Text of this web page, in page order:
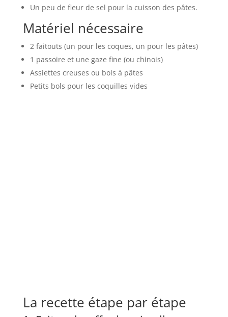
Un peu de fleur de sel pour la cuisson des pâtes.
Matériel nécessaire
2 faitouts (un pour les coques, un pour les pâtes)
1 passoire et une gaze fine (ou chinois)
Assiettes creuses ou bols à pâtes
Petits bols pour les coquilles vides
La recette étape par étape